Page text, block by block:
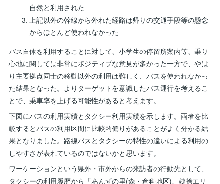
自然と利用された
上記以外の幹線から外れた経路は帰りの交通手段等の懸念
からほとんど使われなかった
バス自体を利用することに対して、小学生の停留所案内等、乗り
心地に関しては非常にポジティブな意見が多かった一方で、やは
り主要拠点同士の移動以外の利用は難しく、バスを使われなかっ
た結果となった。よりターゲットを意識したバス運行を考えるこ
とで、乗車率を上げる可能性があると考えます。
下図にバスの利用実績とタクシー利用実績を示します。両者を比
較するとバスの利用区間に比較的偏りがあることがよく分かる結
果となりました。路線バスとタクシーの特性の違いによる利用の
しやすさが表れているのではないかと思います。
ワーケーションという県外・市外からの来訪者の行動先として、
タクシーの利用履歴から「あんずの里(森・倉科地区)、姨捨エリ